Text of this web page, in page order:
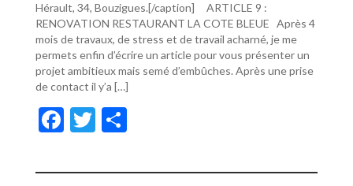
Hérault, 34, Bouzigues.[/caption] ARTICLE 9 :
RENOVATION RESTAURANT LA COTE BLEUE Après 4
mois de travaux, de stress et de travail acharné, je me
permets enfin d’écrire un article pour vous présenter un
projet ambitieux mais semé d’embûches. Après une prise
de contact il y’a […]
F
e
T
itt ta